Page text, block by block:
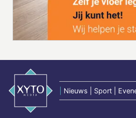
Nieuws | Sport |